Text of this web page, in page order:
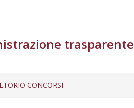
trasparente
CONCORSI